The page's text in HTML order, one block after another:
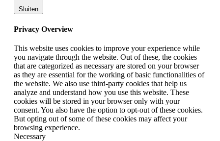
Sluiten
Privacy Overview
This website uses cookies to improve your experience while
you navigate through the website. Out of these, the cookies
that are categorized as necessary are stored on your browser
as they are essential for the working of basic functionalities of
the website. We also use third-party cookies that help us
analyze and understand how you use this website. These
cookies will be stored in your browser only with your
consent. You also have the option to opt-out of these cookies.
But opting out of some of these cookies may affect your
browsing experience.
Necessary